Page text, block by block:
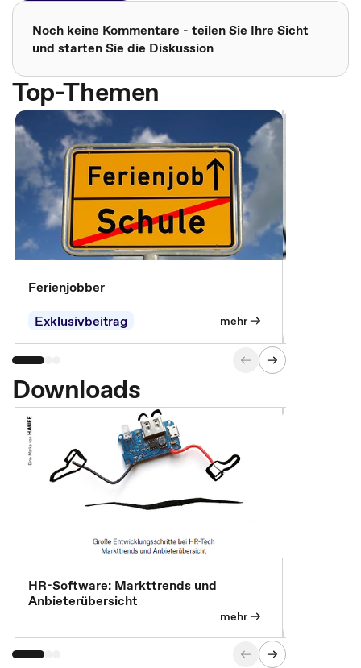
Noch keine Kommentare - teilen Sie Ihre Sicht
und starten Sie die Diskussion
Top-Themen
Ferienjobber
Exklusivbeitrag
mehr
Downloads
HR-Software: Markttrends und
Anbieterübersicht
mehr